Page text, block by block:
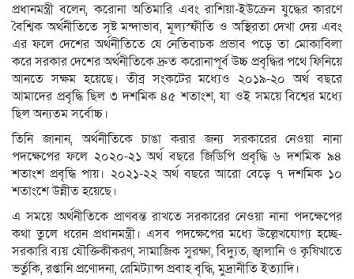
প্রধানমন্ত্রী বলেন, করোনা অতিমারি এবং রাশিয়া-ইউক্রেন যুদ্ধের কারণে
বৈশ্বিক অর্থনীতিতে সৃষ্ট মন্দাভাব, মূল্যস্ফীতি ও অস্থিরতা দেখা দেয় এবং
এর ফলে দেশের অর্থনীতিতে যে নেতিবাচক প্রভাব পড়ে তা মোকাবিলা
করে সরকার দেশের অর্থনীতিকে দ্রুত করোনাপূর্ব উচ্চ প্রবৃদ্ধির পথে ফিনিয়ে
আনতে সক্ষম হয়েছে। তীব্র সংকটের মধ্যেও ২০১৯-২০ অর্থ বছরে
আমাদের প্রবৃদ্ধি ছিল ৩ দশমিক ৪৫ শতাংশ, যা ওই সময়ে বিশ্বের মধ্যে
ছিল অন্যতম সর্বোচ্চ।
তিনি জানান, অর্থনীতিকে চাঙা করার জন্য সরকারের নেওয়া নানা
পদক্ষেপের ফলে ২০২০-২১ অর্থ বছরে জিডিপি প্রবৃদ্ধি ৬ দশমিক ৯৪
শতাংশ প্রবৃদ্ধি পায়। ২০২১-২২ অর্থ বছরে আরো বেড়ে ৭ দশমিক ১০
শতাংশে উন্নীত হয়েছে।
এ সময়ে অর্থনীতিকে প্রাণবন্ত রাখতে সরকারের নেওয়া নানা পদক্ষেপের
কথা তুলে ধরেন প্রধানমন্ত্রী। এসব পদক্ষেপের মধ্যে উল্লেখযোগ্য হচ্ছে-
সরকারি ব্যয় যৌক্তিকীকরণ, সামাজিক সুরক্ষা, বিদ্যুত, জ্বালানি ও কৃষিখাতে
ভর্তুকি, রপ্তানি প্রণোদনা, রেমিট্যান্স প্রবাহ বৃদ্ধি, মুদ্রানীতি ইত্যাদি।